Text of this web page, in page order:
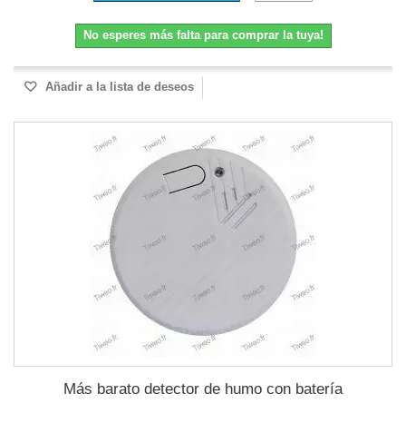
No esperes más falta para comprar la tuya!
Añadir a la lista de deseos
Más barato detector de humo con batería